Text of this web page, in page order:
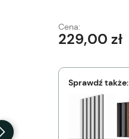
Cena:
229,00 zł
Sprawdź także: